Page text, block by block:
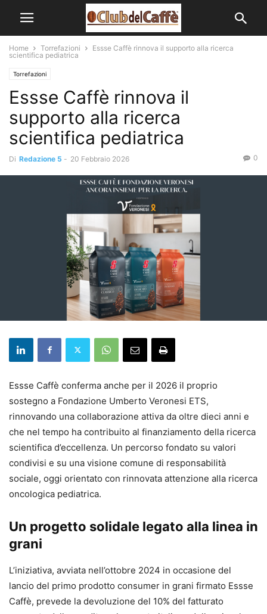
Home Torrefazioni
Essse Caffè rinnova il supporto alla ricerca
scientifica pediatrica
Torrefazioni
Essse Caffè rinnova il
supporto alla ricerca
scientifica pediatrica
Di Redazione 5 - 20 Febbraio 2026 0
Essse Caffè conferma anche per il 2026 il proprio
sostegno a Fondazione Umberto Veronesi ETS,
rinnovando una collaborazione attiva da oltre dieci anni e
che nel tempo ha contribuito al finanziamento della ricerca
scientifica d’eccellenza. Un percorso fondato su valori
condivisi e su una visione comune di responsabilità
sociale, oggi orientato con rinnovata attenzione alla ricerca
oncologica pediatrica.
Un progetto solidale legato alla linea in
grani
L’iniziativa, avviata nell’ottobre 2024 in occasione del
lancio del primo prodotto consumer in grani firmato Essse
Caffè, prevede la devoluzione del 10% del fatturato